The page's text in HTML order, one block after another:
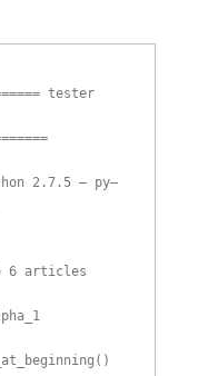
===== tester
======
2.7.5 – py–
6 articles
( )